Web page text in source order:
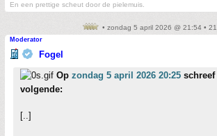
En een prettige scheut door de pielemuis.
• zondag 5 april 2026 @ 21:54 • 21
Moderator
Fogel
Op zondag 5 april 2026 20:25 schreef
volgende:
[..]